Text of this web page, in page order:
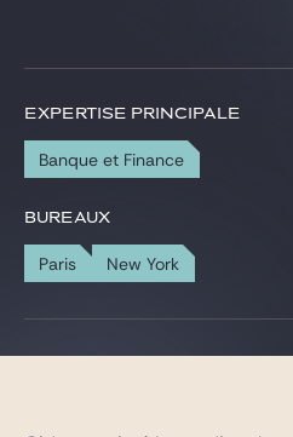
Gide Pro Bono et RSE
Blog Real Estate
Contact
EXPERTISE PRINCIPALE
Banque et Finance
BUREAUX
Paris New York